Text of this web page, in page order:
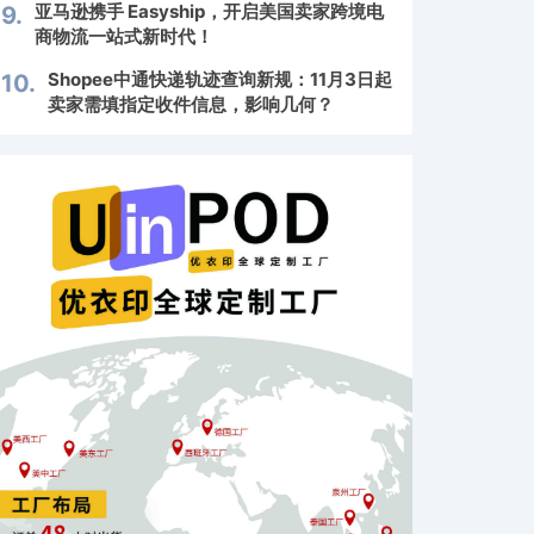
9. 亚马逊携手 Easyship，开启美国卖家跨境电
商物流一站式新时代！
10. Shopee中通快递轨迹查询新规：11月3日起
卖家需填指定收件信息，影响几何？